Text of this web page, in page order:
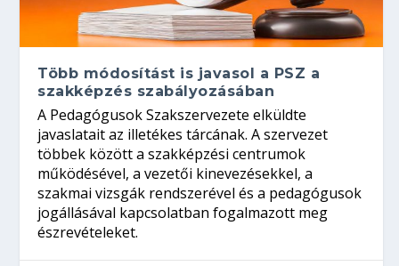
Több módosítást is javasol a PSZ a
szakképzés szabályozásában
A Pedagógusok Szakszervezete elküldte
javaslatait az illetékes tárcának. A szervezet
többek között a szakképzési centrumok
működésével, a vezetői kinevezésekkel, a
szakmai vizsgák rendszerével és a pedagógusok
jogállásával kapcsolatban fogalmazott meg
észrevételeket.